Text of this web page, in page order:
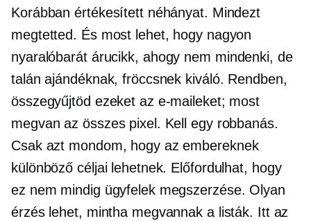
Korábban értékesített néhányat. Mindezt
megtetted. És most lehet, hogy nagyon
nyaralóbarátárucikk, ahogy nem mindenki, de
talán ajándéknak, fröccsnek kiváló. Rendben,
összegyűjtöd ezeket az e-maileket; most
megvan az összes pixel. Kell egy robbanás.
Csak azt mondom, hogy az embereknek
különböző céljai lehetnek. Előfordulhat, hogy
ez nem mindig ügyfelek megszerzése. Olyan
érzés lehet, mintha megvannak a listák. Itt az